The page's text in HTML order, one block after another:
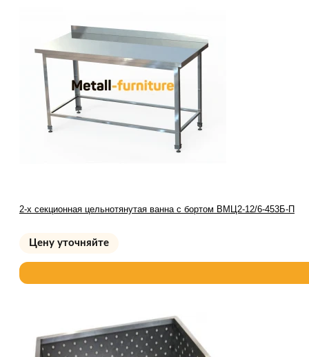
2-х секционная цельнотянутая ванна с бортом ВМЦ2-12/6-453Б-П
Цену уточняйте